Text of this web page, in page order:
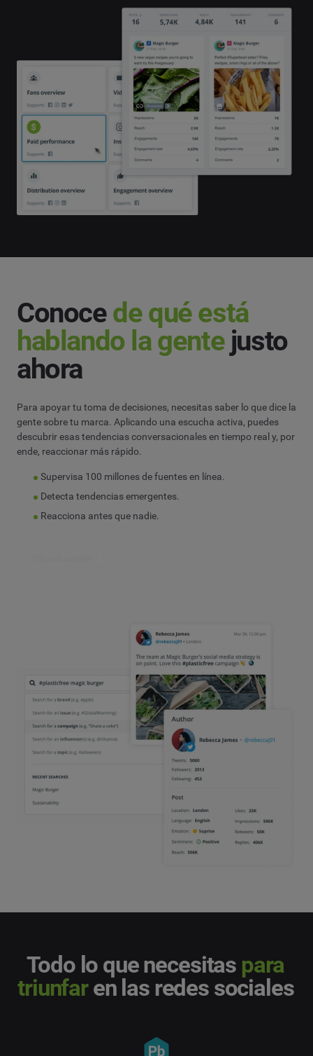
Conocede qué está
hablando la gentejusto
ahora
Para apoyar tu toma de decisiones, necesitas saber lo que dice la
gente sobre tu marca. Aplicando una escucha activa, puedes
descubrir esas tendencias conversacionales en tiempo real y, por
ende, reaccionar más rápido.
Supervisa 100 millones de fuentes en línea.
Detecta tendencias emergentes.
Reacciona antes que nadie.
Todo lo que necesitas para
triunfaren las redes sociales